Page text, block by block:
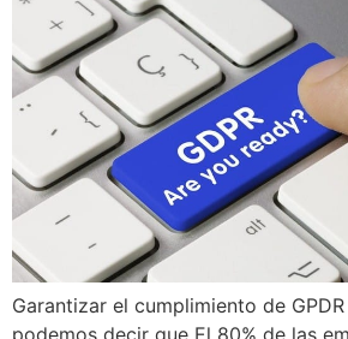
Garantizar el cumplimiento de
podemos decir que El 80% de las